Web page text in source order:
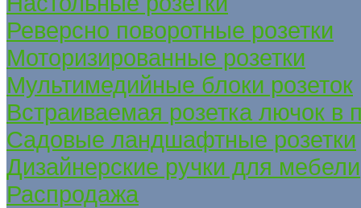
Реверсно поворотные розетки
Моторизированные розетки
Мультимедийные блоки розеток
Встраиваемая розетка лючок в
Садовые ландшафтные розетки
Дизайнерские ручки для мебели
Распродажа